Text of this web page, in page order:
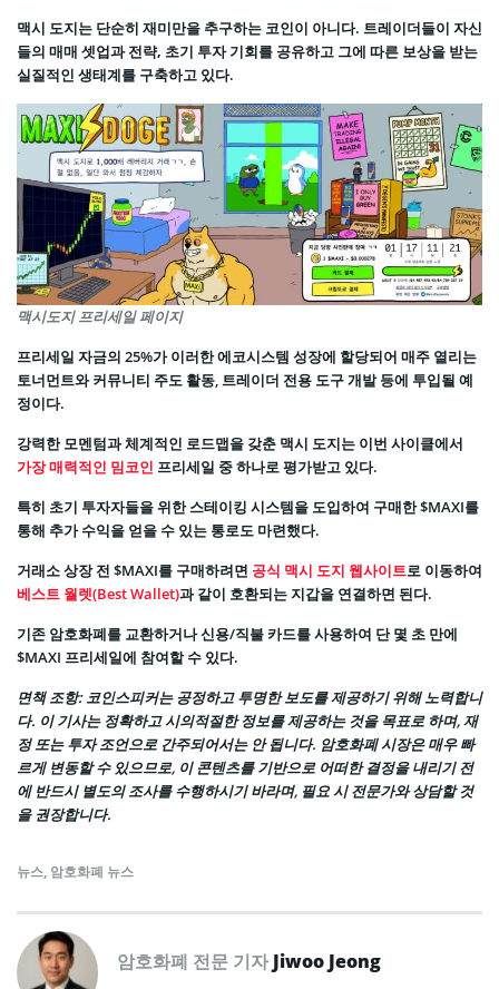
맥시 도지는 단순히 재미만을 추구하는 코인이 아니다. 트레이더들이 자신
들의 매매 셋업과 전략, 초기 투자 기회를 공유하고 그에 따른 보상을 받는
실질적인 생태계를 구축하고 있다.
맥시도지 프리세일 페이지
프리세일 자금의 25%가 이러한 에코시스템 성장에 할당되어 매주 열리는
토너먼트와 커뮤니티 주도 활동, 트레이더 전용 도구 개발 등에 투입될 예
정이다.
강력한 모멘텀과 체계적인 로드맵을 갖춘 맥시 도지는 이번 사이클에서
가장 매력적인 밈코인 프리세일 중 하나로 평가받고 있다.
특히 초기 투자자들을 위한 스테이킹 시스템을 도입하여 구매한 $MAXI를
통해 추가 수익을 얻을 수 있는 통로도 마련했다.
거래소 상장 전 $MAXI를 구매하려면 공식 맥시 도지 웹사이트로 이동하여
베스트 월렛(Best Wallet)과 같이 호환되는 지갑을 연결하면 된다.
기존 암호화폐를 교환하거나 신용/직불 카드를 사용하여 단 몇 초 만에
$MAXI 프리세일에 참여할 수 있다.
면책 조항: 코인스피커는 공정하고 투명한 보도를 제공하기 위해 노력합니
다. 이 기사는 정확하고 시의적절한 정보를 제공하는 것을 목표로 하며, 재
정 또는 투자 조언으로 간주되어서는 안 됩니다. 암호화폐 시장은 매우 빠
르게 변동할 수 있으므로, 이 콘텐츠를 기반으로 어떠한 결정을 내리기 전
에 반드시 별도의 조사를 수행하시기 바라며, 필요 시 전문가와 상담할 것
을 권장합니다.
뉴스, 암호화폐 뉴스
암호화폐 전문 기자Jiwoo Jeong